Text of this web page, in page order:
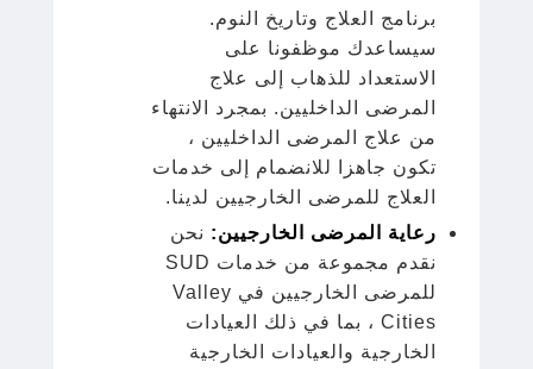
برنامج العلاج وتاريخ النوم.
سيساعدك موظفونا على
الاستعداد للذهاب إلى علاج
المرضى الداخليين. بمجرد الانتهاء
من علاج المرضى الداخليين ،
تكون جاهزا للانضمام إلى خدمات
العلاج للمرضى الخارجيين لدينا.
رعاية المرضى الخارجيين: نحن
نقدم مجموعة من خدمات SUD
للمرضى الخارجيين في Valley
Cities ، بما في ذلك العيادات
الخارجية والعيادات الخارجية